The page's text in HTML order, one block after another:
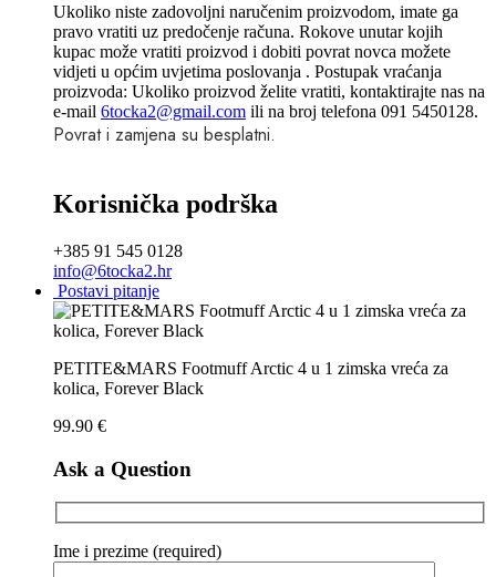
Ukoliko niste zadovoljni naručenim proizvodom, imate ga
pravo vratiti uz predočenje računa. Rokove unutar kojih
kupac može vratiti proizvod i dobiti povrat novca možete
vidjeti u općim uvjetima poslovanja . Postupak vraćanja
proizvoda: Ukoliko proizvod želite vratiti, kontaktirajte nas na
e-mail 6tocka2@gmail.com ili na broj telefona 091 5450128.
Povrat i zamjena su besplatni.
Korisnička podrška
+385 91 545 0128
info@6tocka2.hr
Postavi pitanje
PETITE&MARS Footmuff Arctic 4 u 1 zimska vreća za
kolica, Forever Black
99.90 €
Ask a Question
Ime i prezime (required)